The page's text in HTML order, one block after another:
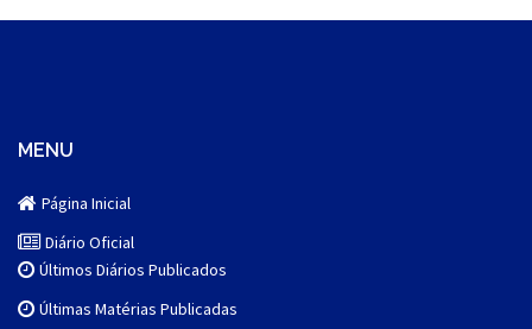
MENU
Página Inicial
Diário Oficial
Últimos Diários Publicados
Últimas Matérias Publicadas